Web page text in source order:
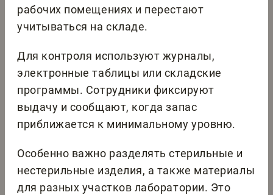
рабочих помещениях и перестают
учитываться на складе.
Для контроля используют журналы,
электронные таблицы или складские
программы. Сотрудники фиксируют
выдачу и сообщают, когда запас
приближается к минимальному уровню.
Особенно важно разделять стерильные и
нестерильные изделия, а также материалы
для разных участков лаборатории. Это